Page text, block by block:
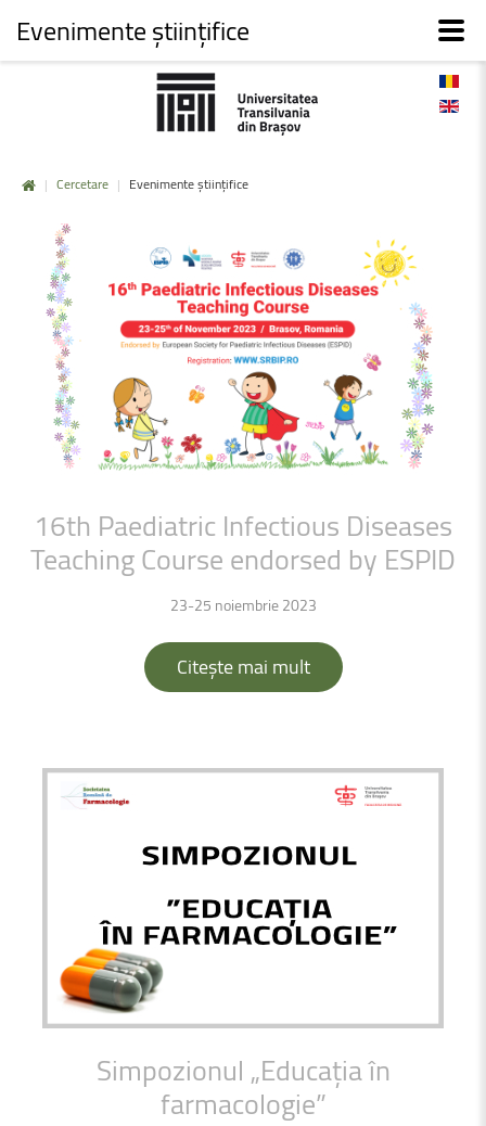
| Cercetare | Evenimente științifice
16th Paediatric Infectious Diseases
TeachingCourse endorsed by ESPID
23-25 noiembrie 2023
Citește mai mult
Simpozionul „Educațiaîn
farmacologie”
Evenimente științifice